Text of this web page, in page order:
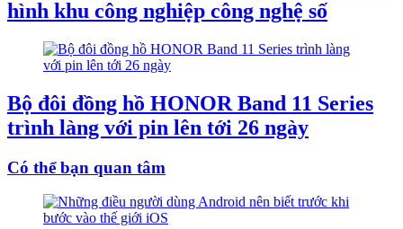
hình khu công nghiệp công nghệ số
Bộ đôi đồng hồ HONOR Band 11 Series
trình làng với pin lên tới 26 ngày
Có thể bạn quan tâm